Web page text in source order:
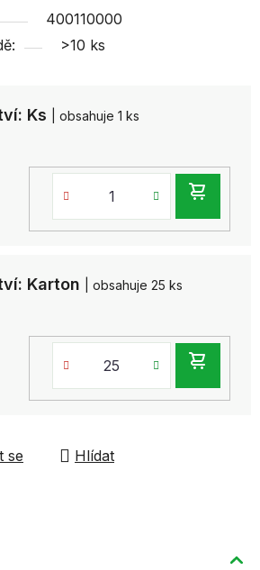
Ks
| obsahuje 1 ks
Karton
| obsahuje 25 ks
400110000
>10 ks
se Hlídat